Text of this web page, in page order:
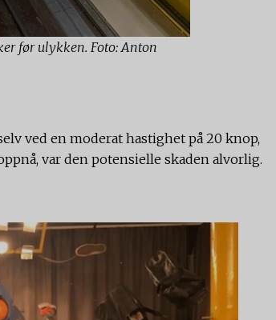
før ulykken. Foto: Anton
ved en moderat hastighet på 20 knop,
var den potensielle skaden alvorlig.